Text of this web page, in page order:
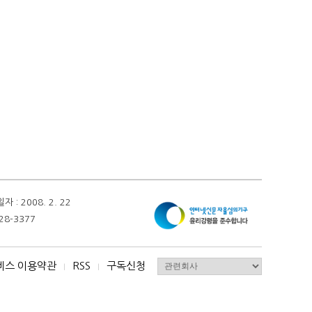
자 : 2008. 2. 22
3377
스 이용약관 RSS 구독신청